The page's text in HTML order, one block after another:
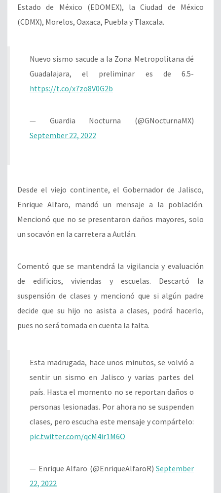
Estado de México (EDOMEX), la Ciudad de México
(CDMX), Morelos, Oaxaca, Puebla y Tlaxcala.
Nuevo sismo sacude a la Zona Metropolitana dé
Guadalajara, el preliminar es de 6.5-
https://t.co/x7zo8V0G2b
— Guardia Nocturna (@GNocturnaMX)
September 22, 2022
Desde el viejo continente, el Gobernador de Jalisco,
Enrique Alfaro, mandó un mensaje a la población.
Mencionó que no se presentaron daños mayores, solo
un socavón en la carretera a Autlán.
Comentó que se mantendrá la vigilancia y evaluación
de edificios, viviendas y escuelas. Descartó la
suspensión de clases y mencionó que si algún padre
decide que su hijo no asista a clases, podrá hacerlo,
pues no será tomada en cuenta la falta.
Esta madrugada, hace unos minutos, se volvió a
sentir un sismo en Jalisco y varias partes del
país. Hasta el momento no se reportan daños o
personas lesionadas. Por ahora no se suspenden
clases, pero escucha este mensaje y compártelo:
pic.twitter.com/qcM4ir1M6O
— Enrique Alfaro (@EnriqueAlfaroR) September
22, 2022